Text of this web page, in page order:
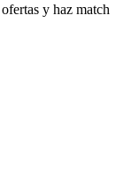
y haz match